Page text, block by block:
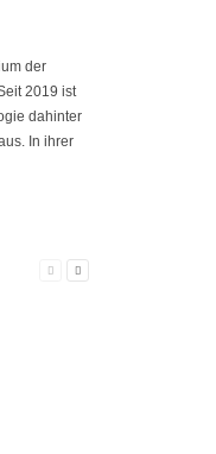
der
2019 ist
dahinter
In ihrer